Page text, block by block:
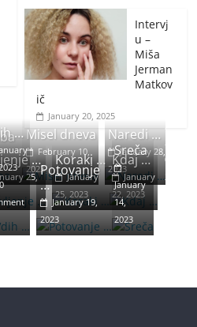
Intervj
u –
Miša
Jerman
Matkov
ič
January 20, 2025
Misel dneva
February 10,
2023
Naredi …
January 28,
2023
…
25,
Koraki …
January
25, 2023
Kdaj …
January
22, 2023
u
y
2
0
2
…
Potovanje
…
January 19,
2023
Sreča
January
14,
2023